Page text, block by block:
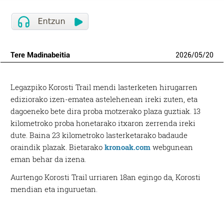
Tere Madinabeitia 2026/05/20
Legazpiko Korosti Trail mendi lasterketen hirugarren
ediziorako izen-ematea astelehenean ireki zuten, eta
dagoeneko bete dira proba motzerako plaza guztiak. 13
kilometroko proba honetarako itxaron zerrenda ireki
dute. Baina 23 kilometroko lasterketarako badaude
oraindik plazak. Bietarakokronoak.com webgunean
eman behar da izena.
Aurtengo Korosti Trail urriaren 18an egingo da, Korosti
mendian eta inguruetan.